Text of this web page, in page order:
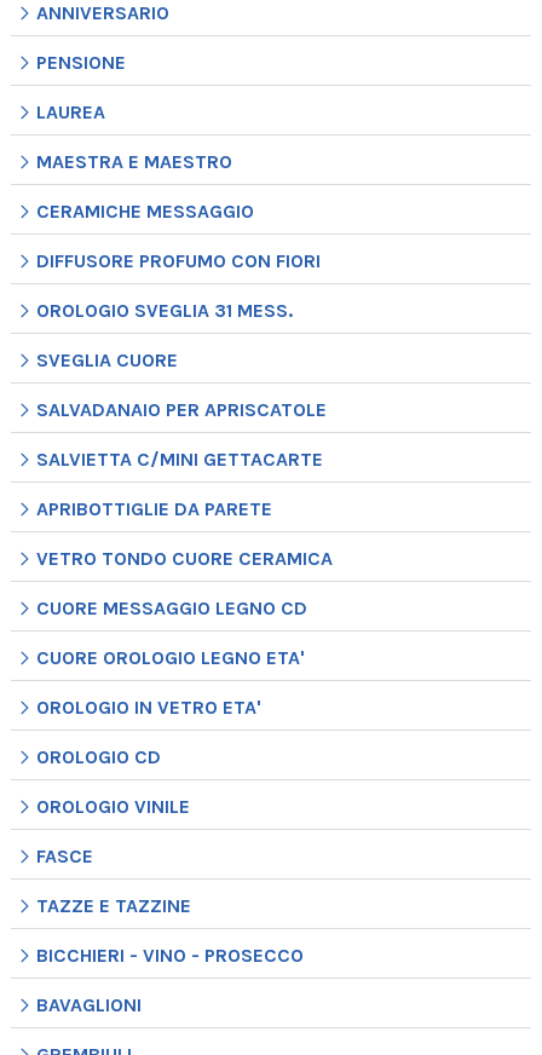
ANNIVERSARIO
PENSIONE
LAUREA
MAESTRA E MAESTRO
CERAMICHE MESSAGGIO
DIFFUSORE PROFUMO CON FIORI
OROLOGIO SVEGLIA 31 MESS.
SVEGLIA CUORE
SALVADANAIO PER APRISCATOLE
SALVIETTA C/MINI GETTACARTE
APRIBOTTIGLIE DA PARETE
VETRO TONDO CUORE CERAMICA
CUORE MESSAGGIO LEGNO CD
CUORE OROLOGIO LEGNO ETA'
OROLOGIO IN VETRO ETA'
OROLOGIO CD
OROLOGIO VINILE
FASCE
TAZZE E TAZZINE
BICCHIERI - VINO - PROSECCO
BAVAGLIONI